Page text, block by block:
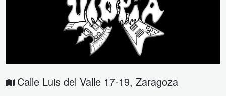
Calle Luis del Valle 17-19, Zaragoza